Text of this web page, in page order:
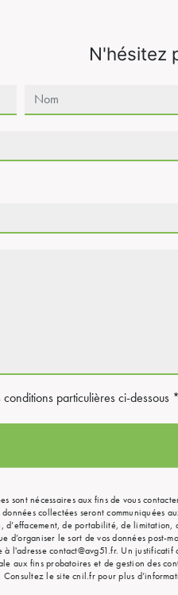
N'hésitez
particulières ci-dessous
sont nécessaires aux fins de vous
données collectées seront
d’effacement, de portabilité, de
d’organiser le sort de vos données
l'adresse contact@avg51.fr. Un
aux fins probatoires et de gestion des
Consultez le site cnil.fr pour plus